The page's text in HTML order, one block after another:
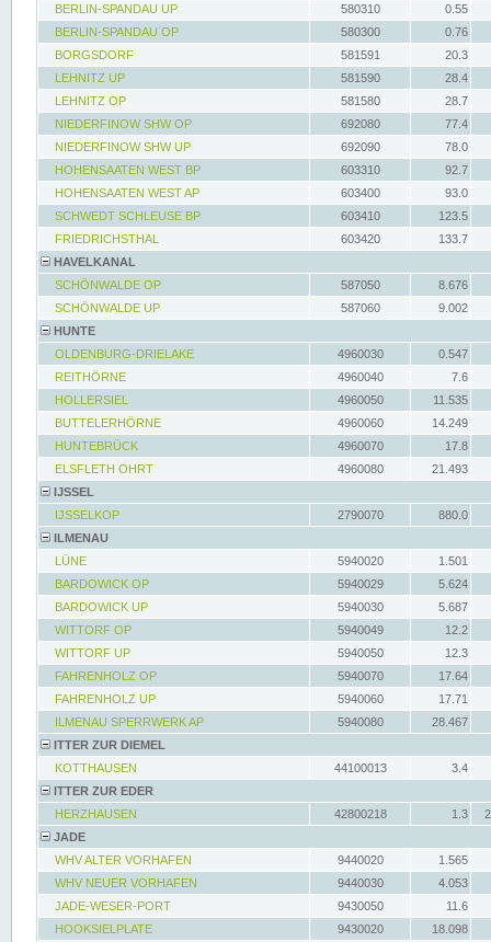
BERLIN-SPANDAU UP
580310
0.55
BERLIN-SPANDAU OP
580300
0.76
BORGSDORF
581591
20.3
LEHNITZ UP
581590
28.4
LEHNITZ OP
581580
28.7
NIEDERFINOW SHW OP
692080
77.4
NIEDERFINOW SHW UP
692090
78.0
HOHENSAATEN WEST BP
603310
92.7
HOHENSAATEN WEST AP
603400
93.0
SCHWEDT SCHLEUSE BP
603410
123.5
FRIEDRICHSTHAL
603420
133.7
HAVELKANAL
SCHÖNWALDE OP
587050
8.676
SCHÖNWALDE UP
587060
9.002
HUNTE
OLDENBURG-DRIELAKE
4960030
0.547
REITHÖRNE
4960040
7.6
HOLLERSIEL
4960050
11.535
BUTTELERHÖRNE
4960060
14.249
HUNTEBRÜCK
4960070
17.8
ELSFLETH OHRT
4960080
21.493
IJSSEL
IJSSELKOP
2790070
880.0
ILMENAU
LÜNE
5940020
1.501
BARDOWICK OP
5940029
5.624
BARDOWICK UP
5940030
5.687
WITTORF OP
5940049
12.2
WITTORF UP
5940050
12.3
FAHRENHOLZ OP
5940070
17.64
FAHRENHOLZ UP
5940060
17.71
ILMENAU SPERRWERK AP
5940080
28.467
ITTER ZUR DIEMEL
KOTTHAUSEN
44100013
3.4
ITTER ZUR EDER
HERZHAUSEN
42800218 1.3
JADE
WHV ALTER VORHAFEN
9440020
1.565
WHV NEUER VORHAFEN
9440030
4.053
JADE-WESER-PORT
9430050
11.6
HOOKSIELPLATE
9430020
18.098